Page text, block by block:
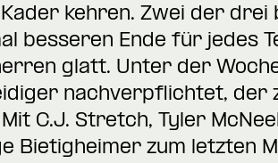
kehren. Zwei der
besseren Ende für jedes
glatt. Unter der
nachverpflichtet, der
C.J. Stretch, Tyler
Bietigheimer zum letzten